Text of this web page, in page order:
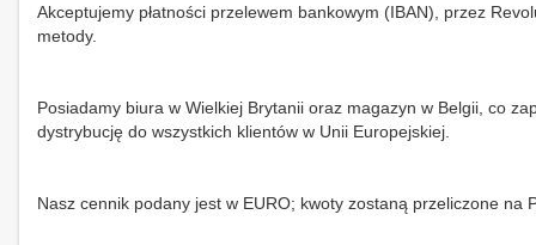
Akceptujemy płatności przelewem bankowym (IBAN), przez
metody.
Posiadamy biura w Wielkiej Brytanii oraz magazyn w Belgii, co
dystrybucję do wszystkich klientów w Unii Europejskiej.
Nasz cennik podany jest w EURO; kwoty zostaną przeliczone na